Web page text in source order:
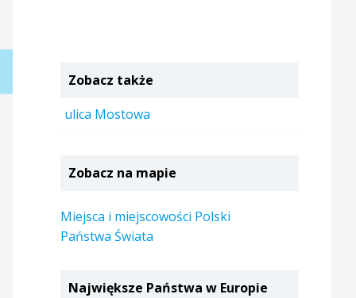
Zobacz także
ulica Mostowa
Zobacz na mapie
Miejsca i miejscowości Polski
Państwa Świata
Największe Państwa w Europie